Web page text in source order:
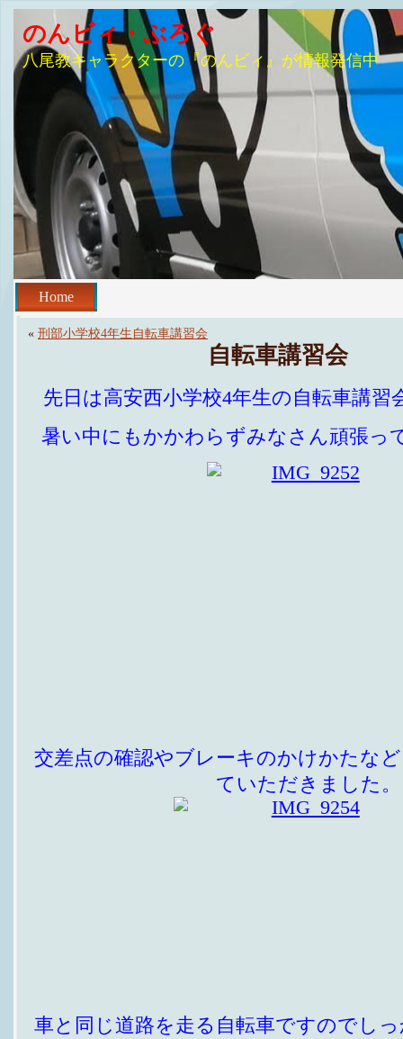
のんビィ・ぶろぐ
八尾教キャラクターの『のんビィ』が情報発信中
Home
« 刑部小学校4年生自転車講習会
自転車講習会
先日は高安西小学校4年生の自転車講習
暑い中にもかかわらずみなさん頑張っ
交差点の確認やブレーキのかけかたな
ていただきました。
車と同じ道路を走る自転車ですのでし